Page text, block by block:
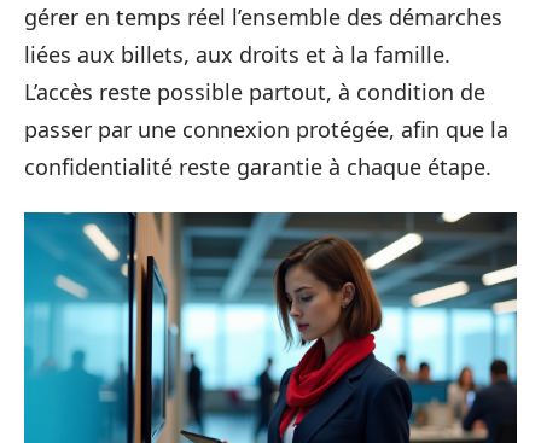
gérer en temps réel l’ensemble des démarches
liées aux billets, aux droits et à la famille.
L’accès reste possible partout, à condition de
passer par une connexion protégée, afin que la
confidentialité reste garantie à chaque étape.